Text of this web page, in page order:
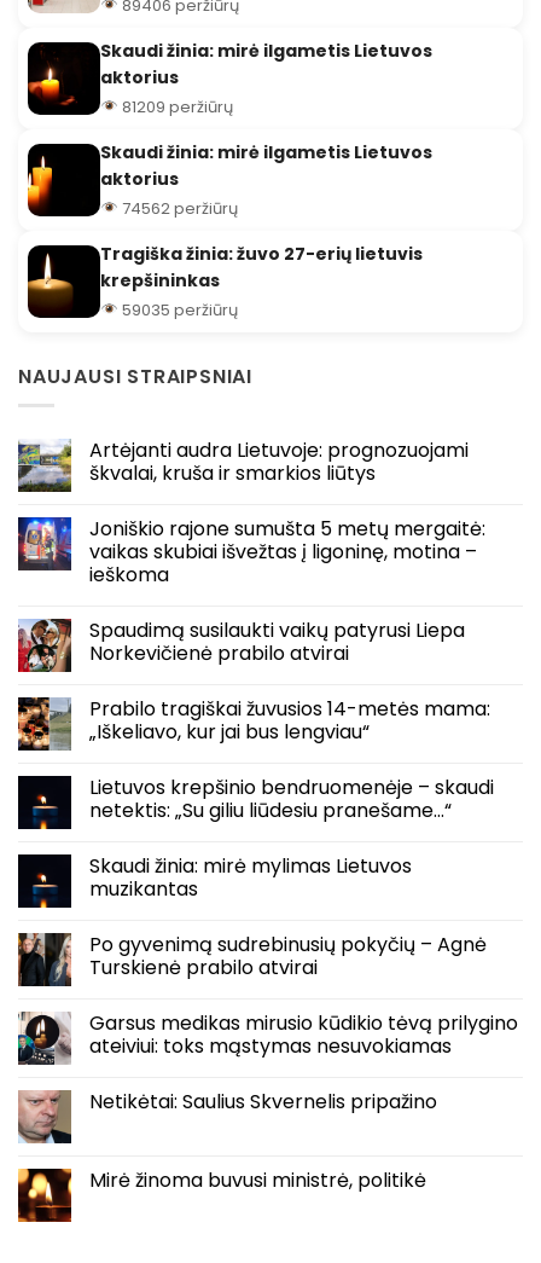
89406 peržiūrų
Skaudi žinia: mirė ilgametis Lietuvos
aktorius
81209 peržiūrų
Skaudi žinia: mirė ilgametis Lietuvos
aktorius
74562 peržiūrų
Tragiška žinia: žuvo 27-erių lietuvis
krepšininkas
59035 peržiūrų
NAUJAUSI STRAIPSNIAI
Artėjanti audra Lietuvoje: prognozuojami
škvalai, kruša ir smarkios liūtys
Joniškio rajone sumušta 5 metų mergaitė:
vaikas skubiai išvežtas į ligoninę, motina –
ieškoma
Spaudimą susilaukti vaikų patyrusi Liepa
Norkevičienė prabilo atvirai
Prabilo tragiškai žuvusios 14-metės mama:
„Iškeliavo, kur jai bus lengviau“
Lietuvos krepšinio bendruomenėje – skaudi
netektis: „Su giliu liūdesiu pranešame…“
Skaudi žinia: mirė mylimas Lietuvos
muzikantas
Po gyvenimą sudrebinusių pokyčių – Agnė
Turskienė prabilo atvirai
Garsus medikas mirusio kūdikio tėvą prilygino
ateiviui: toks mąstymas nesuvokiamas
Netikėtai: Saulius Skvernelis pripažino
Mirė žinoma buvusi ministrė, politikė